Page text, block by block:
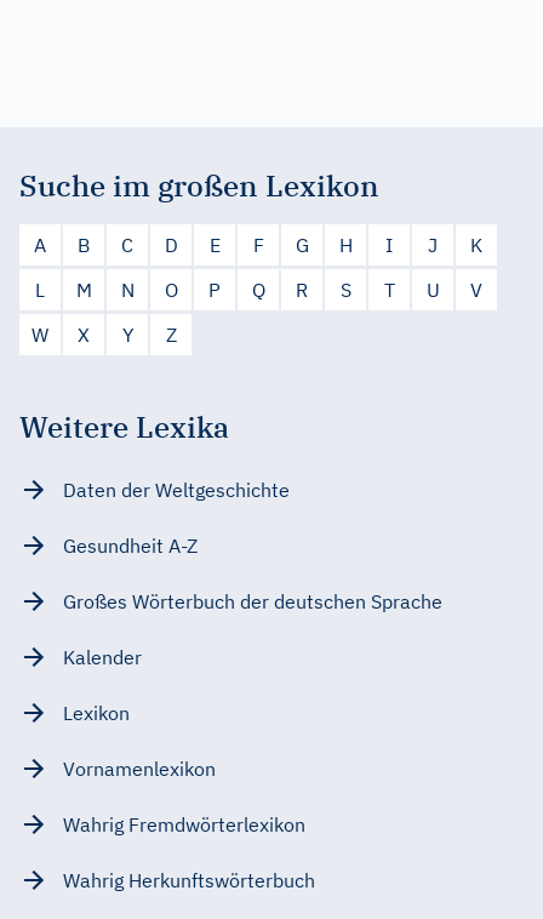
Suche im großen Lexikon
A B C D E F G H I J
K
L
M N O P Q R S T U
V
W
X Y Z
Weitere Lexika
Daten der Weltgeschichte
Gesundheit A-Z
Großes Wörterbuch der deutschen Sprache
Kalender
Lexikon
Vornamenlexikon
Wahrig Fremdwörterlexikon
Wahrig Herkunftswörterbuch